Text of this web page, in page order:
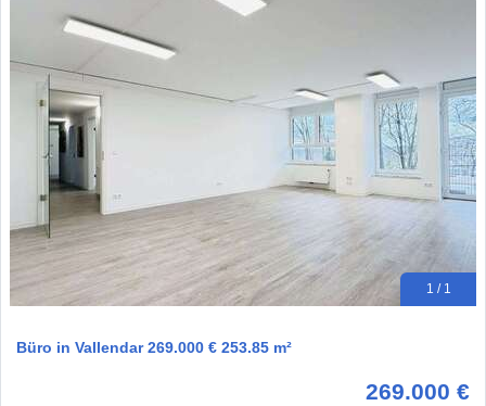
1 / 1
Büro in Vallendar 269.000 € 253.85 m²
269.000 €